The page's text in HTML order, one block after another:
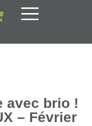
avec brio !
– Février